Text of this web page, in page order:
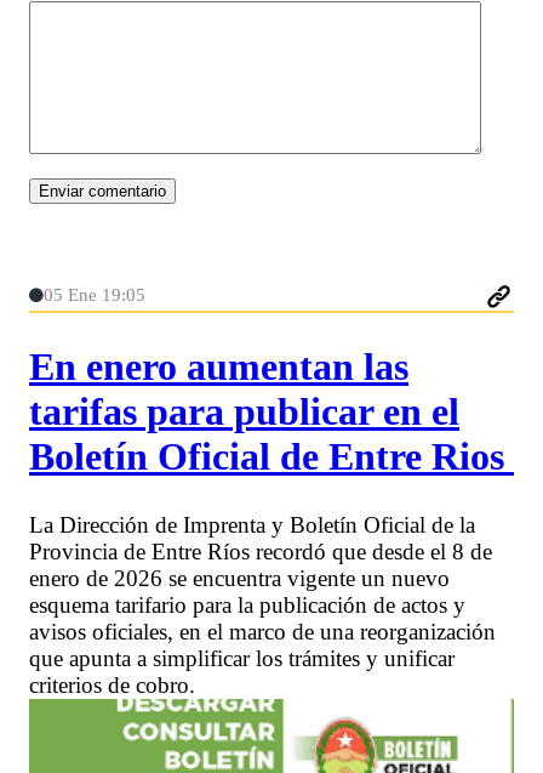
05 Ene 19:05
En enero aumentan las
tarifas para publicar en el
Boletín Oficial de Entre Rios
La Dirección de Imprenta y Boletín Oficial de la
Provincia de Entre Ríos recordó que desde el 8 de
enero de 2026 se encuentra vigente un nuevo
esquema tarifario para la publicación de actos y
avisos oficiales, en el marco de una reorganización
que apunta a simplificar los trámites y unificar
criterios de cobro.